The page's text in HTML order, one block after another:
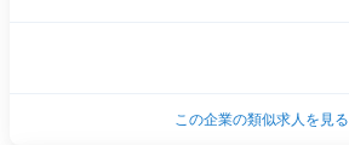
この企業の類似求人を見る